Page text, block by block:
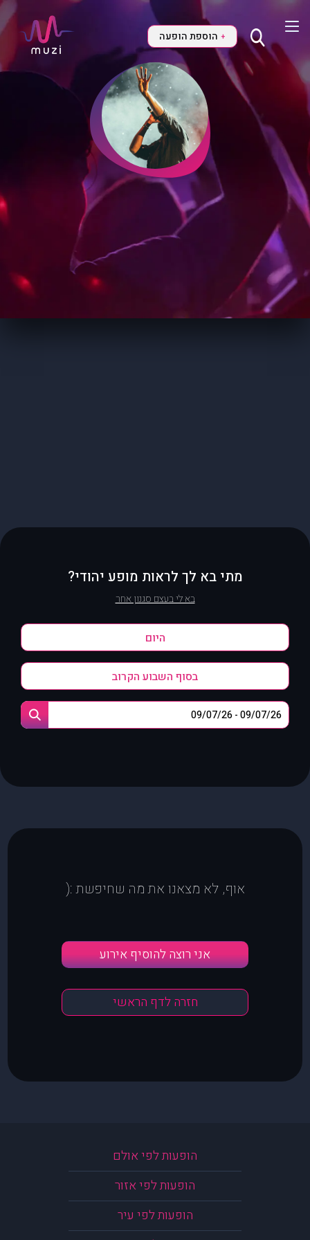
+ הוספת הופעה
מתי בא לך לראות מופע יהודי?
בא לי בעצם סגנון אחר
היום
בסוף השבוע הקרוב
אוף, לא מצאנו את מה שחיפשת :(
אני רוצה להוסיף אירוע
חזרה לדף הראשי
הופעות לפי אולם
הופעות לפי אזור
הופעות לפי עיר